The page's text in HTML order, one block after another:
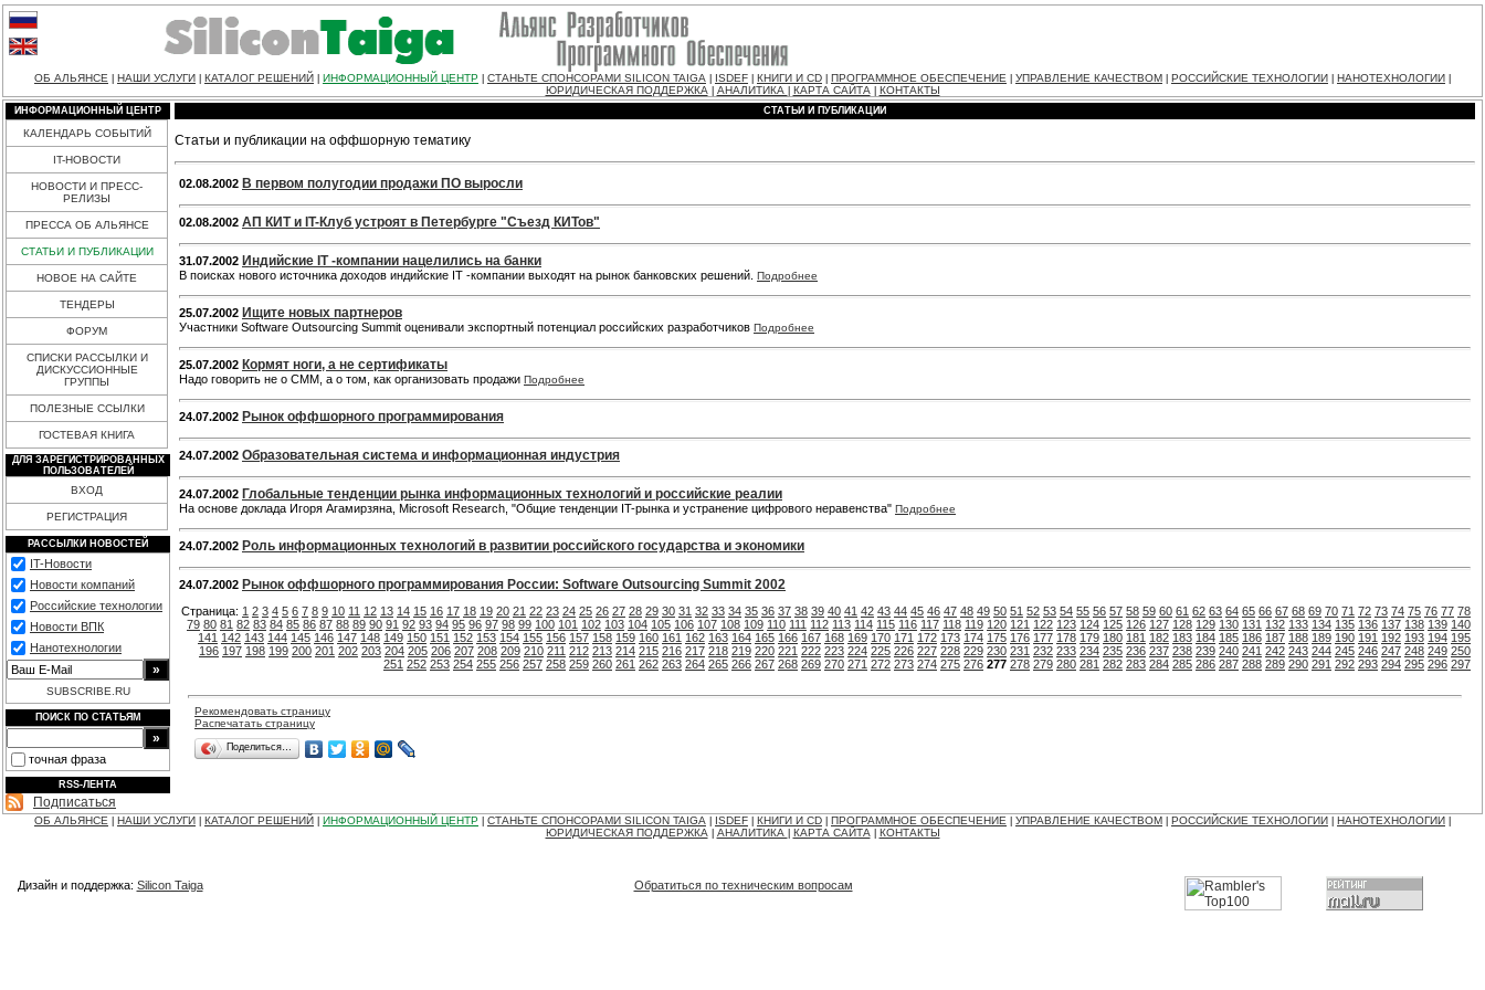
ОБ АЛЬЯНСЕ НАШИ УСЛУГИ КАТАЛОГ РЕШЕНИЙ ИНФОРМАЦИОННЫЙ ЦЕНТР СТАНЬТЕ СПОНСОРАМИ SILICON TAIGA ISDEF КНИГИ И CD ПРОГРАММНОЕ ОБЕСПЕЧЕНИЕ УПРАВЛЕНИЕ КАЧЕСТВОМ РОССИЙСКИЕ ТЕХНОЛОГИИ НАНОТЕХНОЛОГИИ
ЮРИДИЧЕСКАЯ ПОДДЕРЖКА| АНАЛИТИКА КАРТА САЙТА| КОНТАКТЫ
ИНФОРМАЦИОННЫЙ ЦЕНТР
КАЛЕНДАРЬ СОБЫТИЙ
IT-НОВОСТИ
НОВОСТИ И ПРЕСС-
РЕЛИЗЫ
ПРЕССА ОБ АЛЬЯНСЕ
СТАТЬИ И ПУБЛИКАЦИИ
НОВОЕ НА САЙТЕ
ТЕНДЕРЫ
ФОРУМ
СПИСКИ РАССЫЛКИ И
ДИСКУССИОННЫЕ
ГРУППЫ
ПОЛЕЗНЫЕ ССЫЛКИ
ГОСТЕВАЯ КНИГА
ДЛЯ ЗАРЕГИСТРИРОВАННЫХ
ПОЛЬЗОВАТЕЛЕЙ
ВХОД
РЕГИСТРАЦИЯ
РАССЫЛКИ НОВОСТЕЙ
IT-Новости
Новости компаний
Российские технологии
Новости ВПК
Нанотехнологии
SUBSCRIBE.RU
ПОИСК ПО СТАТЬЯМ
точная фраза
RSS-ЛЕНТА
Подписаться
СТАТЬИ И ПУБЛИКАЦИИ
Статьи и публикации на оффшорную тематику
02.08.2002 В первом полугодии продажи ПО выросли
02.08.2002 AП КИТ и IT-Клуб устроят в Петербурге "Съезд КИТов"
31.07.2002 Индийские IT -компании нацелились на банки
В поисках нового источника доходов индийские IT -компании выходят на рынок банковских решений. Подробнее
25.07.2002 Ищите новых партнеров
Участники Software Outsourcing Summit оценивали экспортный потенциал российских разработчиков Подробнее
25.07.2002 Кормят ноги, а не сертификаты
Надо говорить не о CMM, а о том, как организовать продажи Подробнее
24.07.2002 Рынок оффшорного программирования
24.07.2002 Образовательная система и информационная индустрия
24.07.2002 Глобальные тенденции рынка информационных технологий и российские реалии
На основе доклада Игоря Агамирзяна, Microsoft Research, "Общие тенденции IT-рынка и устранение цифрового неравенства" Подробнее
24.07.2002 Роль информационных технологий в развитии российского государства и экономики
24.07.2002 Рынок оффшорного программирования России: Software Outsourcing Summit 2002
Страница: 1 2 3 4 5 6 7 8 9 10 11 12 13 14 15 16 17 18 19 20 21 22 23 24 25 26 27 28 29 30 31 32 33 34 35 36 37 38 39 40 41 42 43 44 45 46 47 48 49 50 51 52 53 54 55 56 57 58 59 60 61 62 63 64 65 66 67 68 69 70 71 72 73 74 75 76 77 78
79 80 81 82 83 84 85 86 87 88 89 90 91 92 93 94 95 96 97 98 99 100 101 102 103 104 105 106 107 108 109 110 111 112 113 114 115 116 117 118 119 120 121 122 123 124 125 126 127 128 129 130 131 132 133 134 135 136 137 138 139 140
141 142 143 144 145 146 147 148 149 150 151 152 153 154 155 156 157 158 159 160 161 162 163 164 165 166 167 168 169 170 171 172 173 174 175 176 177 178 179 180 181 182 183 184 185 186 187 188 189 190 191 192 193 194 195
196 197 198 199 200 201 202 203 204 205 206 207 208 209 210 211 212 213 214 215 216 217 218 219 220 221 222 223 224 225 226 227 228 229 230 231 232 233 234 235 236 237 238 239 240 241 242 243 244 245 246 247 248 249 250
251 252 253 254 255 256 257 258 259 260 261 262 263 264 265 266 267 268 269 270 271 272 273 274 275 276 277 278 279 280 281 282 283 284 285 286 287 288 289 290 291 292 293 294 295 296 297
Рекомендовать страницу
Распечатать страницу
Поделиться…
ОБ АЛЬЯНСЕ НАШИ УСЛУГИ КАТАЛОГ РЕШЕНИЙ ИНФОРМАЦИОННЫЙ ЦЕНТР СТАНЬТЕ СПОНСОРАМИ SILICON TAIGA ISDEF КНИГИ И CD ПРОГРАММНОЕ ОБЕСПЕЧЕНИЕ УПРАВЛЕНИЕ КАЧЕСТВОМ РОССИЙСКИЕ ТЕХНОЛОГИИ НАНОТЕХНОЛОГИИ
ЮРИДИЧЕСКАЯ ПОДДЕРЖКА| АНАЛИТИКА КАРТА САЙТА| КОНТАКТЫ
Дизайн и поддержка: Silicon Taiga Обратиться по техническим вопросам